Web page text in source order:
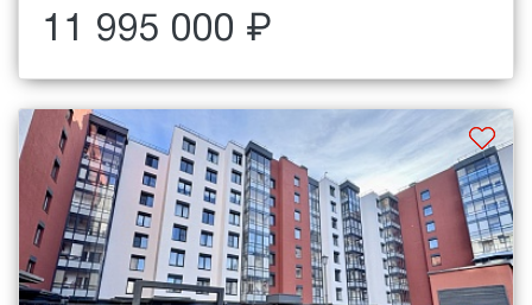
11 995 000 ₽